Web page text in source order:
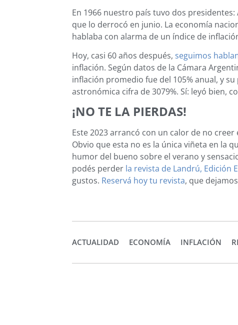
En 1966 nuestro país tuvo dos
que lo derrocó en junio. La economía
hablaba con alarma de un índice de
Hoy, casi 60 años después, seguimos
inflación. Según datos de la Cámara
inflación promedio fue del 105% anual, y
astronómica cifra de 3079%. Sí: leyó bien,
¡NO TE LA PIERDAS!
Este 2023 arrancó con un calor de no
Obvio que esta no es la única viñeta en la
humor del bueno sobre el verano y
podés perder la revista de Landrú, Edición
gustos. Reservá hoy tu revista, que
ACTUALIDAD ECONOMÍA INFLACIÓN